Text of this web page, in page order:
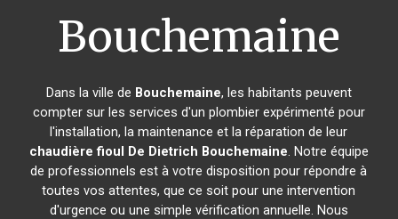
Bouchemaine
Dans la ville de Bouchemaine, les habitants peuvent
compter sur les services d'un plombier expérimenté pour
l'installation, la maintenance et la réparation de leur
chaudière fioul De Dietrich Bouchemaine. Notre équipe
de professionnels est à votre disposition pour répondre à
toutes vos attentes, que ce soit pour une intervention
d'urgence ou une simple vérification annuelle. Nous